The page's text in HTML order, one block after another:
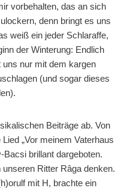
vorbehalten, das an sich
denn bringt es uns
weiß ein jeder Schlaraffe,
der Winterung: Endlich
uns nur mit dem kargen
(und sogar dieses
Beiträge ab. Von
„Vor meinem Vaterhaus
Bacsi brillant dargeboten.
Ritter Râga denken.
mit H, brachte ein